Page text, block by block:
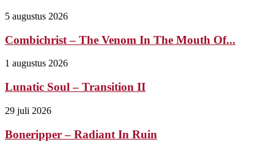
5 augustus 2026
Combichrist – The Venom In The Mouth Of...
1 augustus 2026
Lunatic Soul – Transition II
29 juli 2026
Boneripper – Radiant In Ruin